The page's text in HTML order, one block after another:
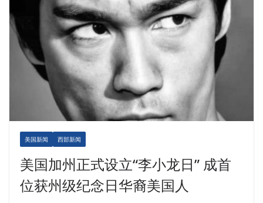
美国新闻 西部新闻
美国加州正式设立“李小龙日” 成首
位获州级纪念日华裔美国人